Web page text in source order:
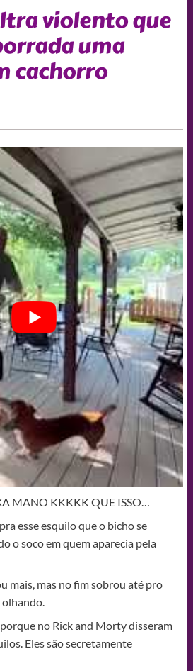
violento que
uma
cachorro
MANO KKKKK QUE ISSO…
esse esquilo que o bicho se
o soco em quem aparecia pela
mais, mas no fim sobrou até pro
olhando.
no Rick and Morty disseram
Eles são secretamente